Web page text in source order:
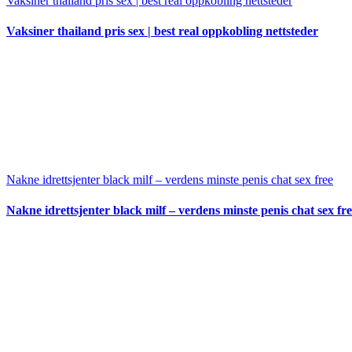
Vaksiner thailand pris sex | best real oppkobling nettsteder
Nakne idrettsjenter black milf – verdens minste penis chat sex free
Nakne idrettsjenter black milf – verdens minste penis chat sex